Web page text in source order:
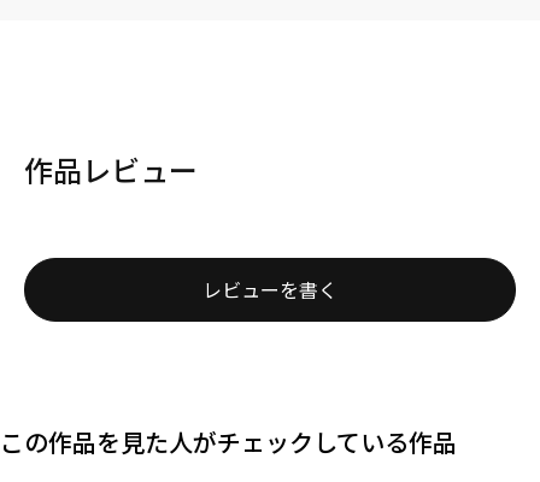
作品レビュー
レビューを書く
この作品を見た人がチェックしている作品